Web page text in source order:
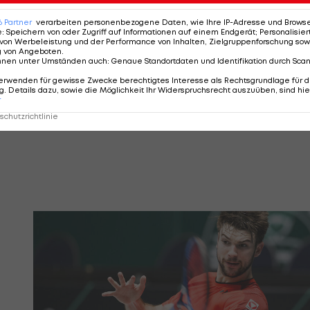
ist für den Wiener Neustädter auch die
"Gegen Kwon hat er sogar ein 2:0-Head-to-
rein."
"Ich habe schon ein paar Mal mit ihm über den
heiß drauf, dort zu spielen. Der flache
sicherlich taugt", sieht Melzer auch in der Belagswahl
Partner verarbeiten personenbezogene Daten, wie Ihre IP-Adresse und
: Speichern von oder Zugriff auf Informationen auf einem Endgerät;
Werbeleistung und der Performance von Inhalten, Zielgruppenforschung
von Angeboten.
unter Umständen auch: Genaue Standortdaten und Identifikation durch
für gewisse Zwecke berechtigtes Interesse als Rechtsgrundlage für
Details dazu, sowie die Möglichkeit Ihr Widerspruchsrecht auszuüben, sind